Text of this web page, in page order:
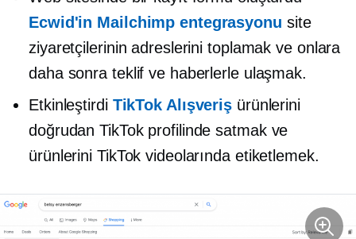
Ecwid'in Mailchimp entegrasyonu site
ziyaretçilerinin adreslerini toplamak ve onlara
daha sonra teklif ve haberlerle ulaşmak.
Etkinleştirdi TikTok Alışveriş ürünlerini
doğrudan TikTok profilinde satmak ve
ürünlerini TikTok videolarında etiketlemek.